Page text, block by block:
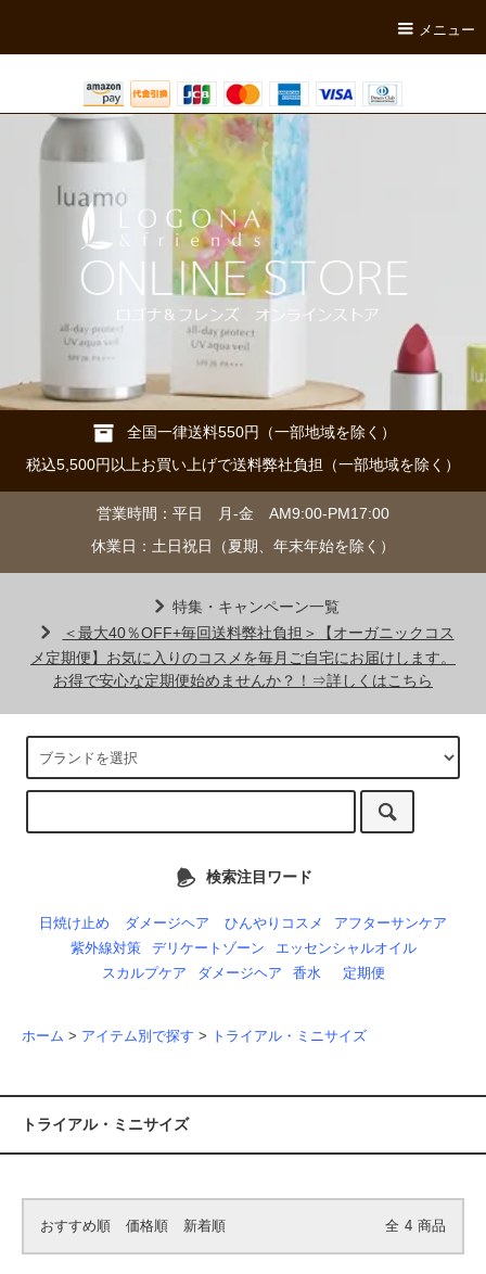
メニュー
全国一律送料550円（一部地域を除く）
税込5,500円以上お買い上げで送料弊社負担（一部地域を除く）
営業時間：平日 月-金 AM9:00-PM17:00
休業日：土日祝日（夏期、年末年始を除く）
特集・キャンペーン一覧
＜最大40％OFF+毎回送料弊社負担＞【オーガニックコス
メ定期便】お気に入りのコスメを毎月ご自宅にお届けします。
お得で安心な定期便始めませんか？！⇒詳しくはこちら
検索注目ワード
日焼け止め ダメージヘア ひんやりコスメ
アフターサンケア
紫外線対策
デリケートゾーン
エッセンシャルオイル
スカルプケア
ダメージヘア 香水 定期便
ホーム > アイテム別で探す > トライアル・ミニサイズ
トライアル・ミニサイズ
おすすめ順 価格順 新着順 全 4 商品